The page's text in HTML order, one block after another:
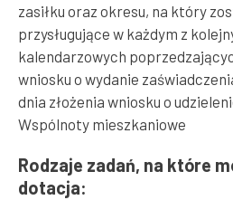
zasiłku oraz okresu, na który
przysługujące w każdym z
kalendarzowych
wniosku o wydanie
dnia złożenia wniosku o
Wspólnoty mieszkaniowe
Rodzaje zadań, na które
dotacja: